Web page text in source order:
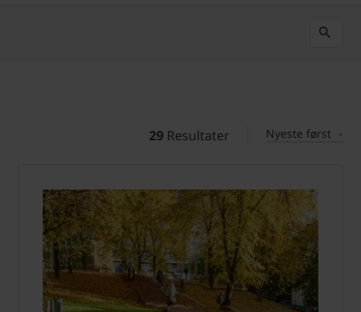
29 Resultater Nyeste først